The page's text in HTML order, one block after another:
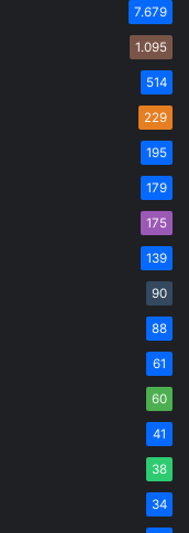
7.679
1.095
514
229
195
179
175
139
90
88
61
60
41
38
34